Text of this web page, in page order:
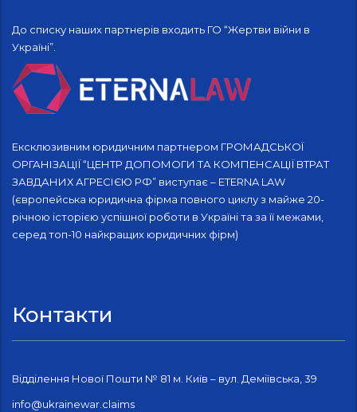
До списку наших партнерів входить ГО “Жертви війни в
Україні”.
Ексклюзивним юридичним партнером ГРОМАДСЬКОЇ
ОРГАНІЗАЦІЇ “ЦЕНТР ДОПОМОГИ ТА КОМПЕНСАЦІЇ ВТРАТ
ЗАВДАНИХ АГРЕСІЄЮ РФ” виступає – ETERNA LAW
(європейська юридична фірма повного циклу з майже 20-
річною історією успішної роботи в Україні та за її межами,
серед топ-10 найкращих юридичних фірм)
Контакти
Відділення Нової Пошти № 81 м. Київ – вул. Деміївська, 39
info@ukrainewar.claims